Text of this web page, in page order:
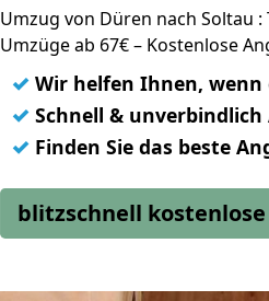
Umzug von Düren nach Soltau
Umzüge ab 67€ – Kostenlose
✓ Wir helfen Ihnen,
✓ Schnell &
✓ Finden Sie das beste
blitzschnell